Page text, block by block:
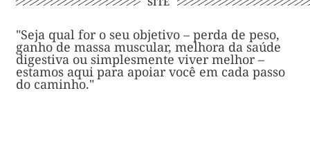
"Seja qual for o seu objetivo – perda de peso,
ganho de massa muscular, melhora da saúde
digestiva ou simplesmente viver melhor –
estamos aqui para apoiar você em cada passo
do caminho."